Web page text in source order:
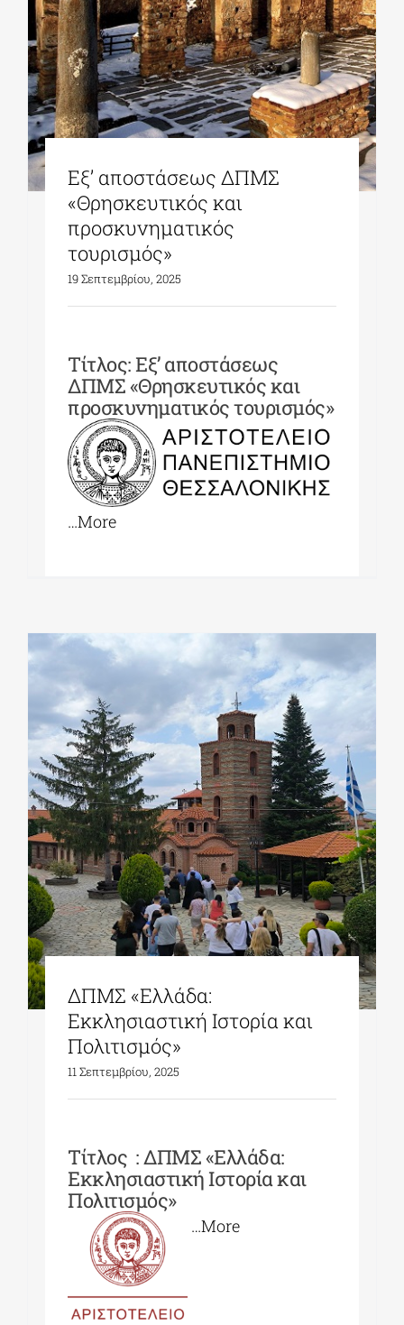
ΔΙΔΑΚΤΟΡΙΚΑ
ΕΚΠΑΙΔΕΥΤΙΚΑ ΙΔΡΥΜΑΤΑ
ΠΟΛΙΤΙΣΤΙΚΟΙ ΦΟΡΕΙΣ
ΧΩΡΟΙ ΤΕΧΝΗΣ
Εξ’ αποστάσεως ΔΠΜΣ
«Θρησκευτικός και
προσκυνηματικός
τουρισμός»
19 Σεπτεμβρίου, 2025
Τίτλος: Εξ’ αποστάσεως
ΔΠΜΣ «Θρησκευτικός και
προσκυνηματικός τουρισμός»
…More
ΔΠΜΣ «Ελλάδα:
Εκκλησιαστική Ιστορία και
Πολιτισμός»
11 Σεπτεμβρίου, 2025
Τίτλος : ΔΠΜΣ «Ελλάδα:
Εκκλησιαστική Ιστορία και
Πολιτισμός»
…More